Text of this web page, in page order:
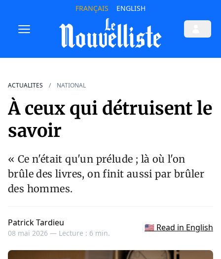
FRANÇAIS ENGLISH
ACTUALITES NATIONAL
À ceux qui détruisent le
savoir
« Ce n'était qu'un prélude ; là où l'on
brûle des livres, on finit aussi par brûler
des hommes.
Patrick Tardieu
08 mai 2026 — Lecture : 6 min.
🇺🇸 Read in English